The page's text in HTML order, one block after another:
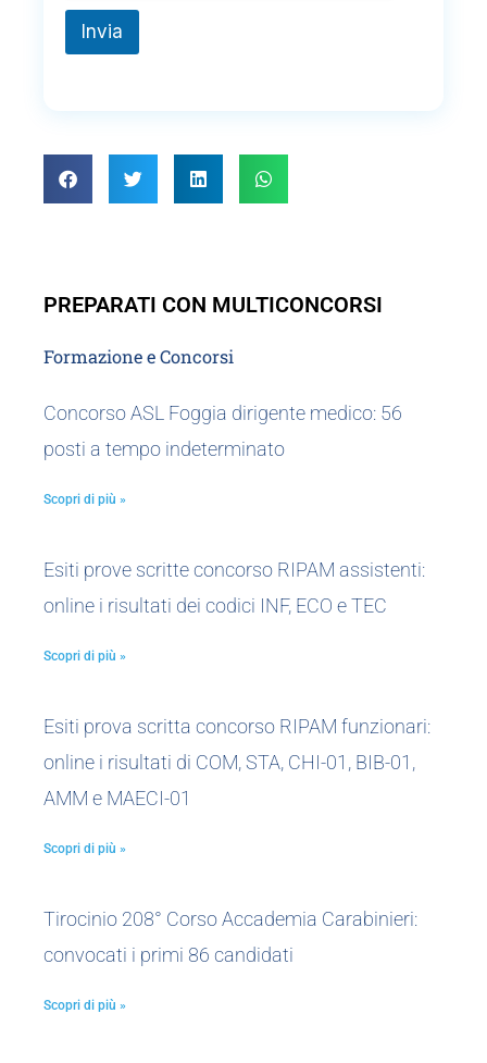
Invia
PREPARATI CON MULTICONCORSI
Formazione e Concorsi
Concorso ASL Foggia dirigente medico: 56
posti a tempo indeterminato
Scopri di più »
Esiti prove scritte concorso RIPAM assistenti:
online i risultati dei codici INF, ECO e TEC
Scopri di più »
Esiti prova scritta concorso RIPAM funzionari:
online i risultati di COM, STA, CHI-01, BIB-01,
AMM e MAECI-01
Scopri di più »
Tirocinio 208° Corso Accademia Carabinieri:
convocati i primi 86 candidati
Scopri di più »